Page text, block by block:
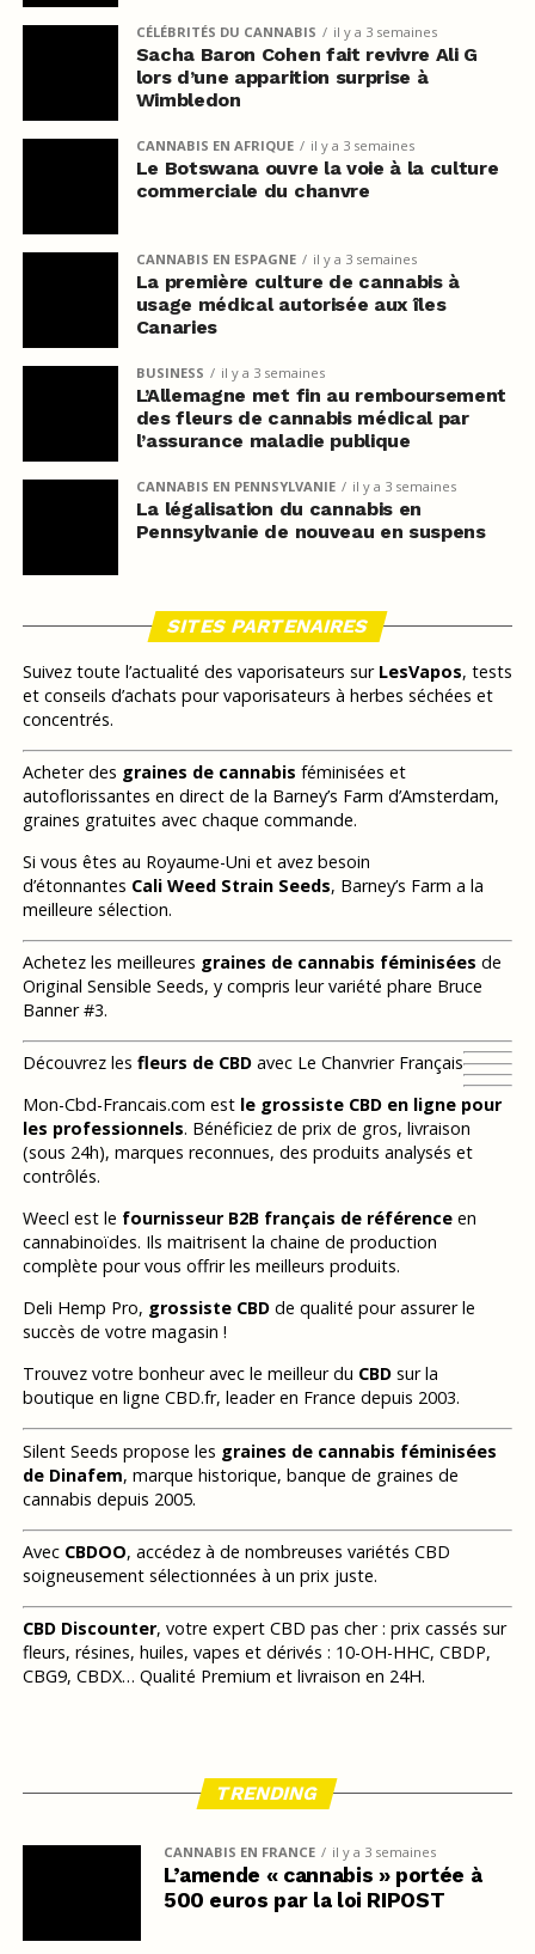
CÉLÉBRITÉS DU CANNABIS il y a 3 semaines
Sacha Baron Cohen fait revivre Ali G
lors d’une apparition surprise à
Wimbledon
CANNABIS EN AFRIQUE il y a 3 semaines
Le Botswana ouvre la voie à la culture
commerciale du chanvre
CANNABIS EN ESPAGNE il y a 3 semaines
La première culture de cannabis à
usage médical autorisée aux îles
Canaries
BUSINESS il y a 3 semaines
L’Allemagne met fin au remboursement
des fleurs de cannabis médical par
l’assurance maladie publique
CANNABIS EN PENNSYLVANIE il y a 3 semaines
La légalisation du cannabis en
Pennsylvanie de nouveau en suspens
SITES PARTENAIRES
Suivez toute l’actualité des vaporisateurs sur LesVapos, tests
et conseils d’achats pour vaporisateurs à herbes séchées et
concentrés.
Acheter des graines de cannabis féminisées et
autoflorissantes en direct de la Barney’s Farm d’Amsterdam,
graines gratuites avec chaque commande.
Si vous êtes au Royaume-Uni et avez besoin
d’étonnantes Cali Weed Strain Seeds, Barney’s Farm a la
meilleure sélection.
Achetez les meilleures graines de cannabis féminisées de
Original Sensible Seeds, y compris leur variété phare Bruce
Banner #3.
Découvrez les fleurs de CBDavec Le Chanvrier Français
Mon-Cbd-Francais.com est le grossiste CBD en ligne pour
les professionnels. Bénéficiez de prix de gros, livraison
(sous 24h), marques reconnues, des produits analysés et
contrôlés.
Weecl est le fournisseur B2B français de référenceen
cannabinoïdes. Ils maitrisent la chaine de production
complète pour vous offrir les meilleurs produits.
Deli Hemp Pro, grossiste CBDde qualité pour assurer le
succès de votre magasin !
Trouvez votre bonheur avec le meilleur du CBDsur la
boutique en ligne CBD.fr, leader en France depuis 2003.
Silent Seeds propose les graines de cannabis féminisées
de Dinafem, marque historique, banque de graines de
cannabis depuis 2005.
Avec CBDOO, accédez à de nombreuses variétés CBD
soigneusement sélectionnées à un prix juste.
CBD Discounter, votre expert CBD pas cher : prix cassés sur
fleurs, résines, huiles, vapes et dérivés : 10-OH-HHC, CBDP,
CBG9, CBDX… Qualité Premium et livraison en 24H.
TRENDING
CANNABIS EN FRANCE il y a 3 semaines
L’amende « cannabis » portée à
500 euros par la loi RIPOST